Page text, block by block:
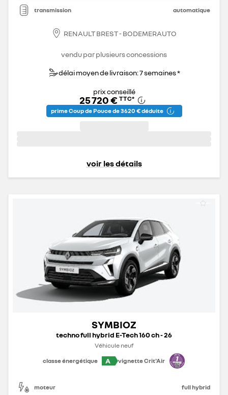
transmission automatique
RENAULT BREST - BODEMERAUTO
vendu par plusieurs concessions
délai moyen de livraison: 7 semaines *
prix conseillé
25 720 € TTC*
prime Coup de Pouce de 3 620 € déduite
voir les détails
SYMBIOZ
techno full hybrid E-Tech 160 ch - 26
Véhicule neuf
classe énergétique
A vignette Crit'Air
moteur full hybrid